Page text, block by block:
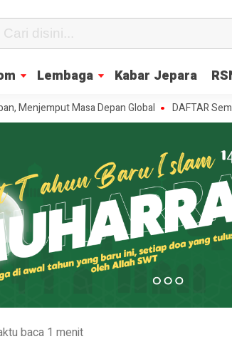
Lembaga Kabar Jepara
Masa Depan Global DAFTAR Sembilan
baca 1 menit